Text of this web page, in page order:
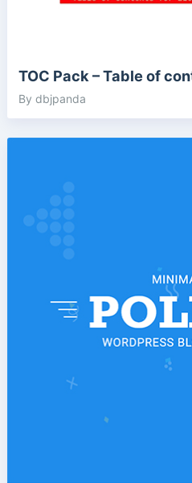
TOC Pack – Table of
By dbjpanda